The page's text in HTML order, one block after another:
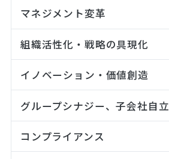
マネジメント変革
組織活性化・戦略の具現化
イノベーション・価値創造
グループシナジー、子会社自立
コンプライアンス